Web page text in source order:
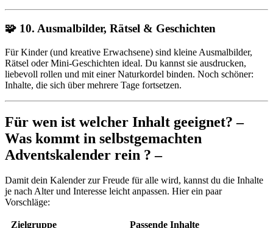
🧩 10. Ausmalbilder, Rätsel & Geschichten
Für Kinder (und kreative Erwachsene) sind kleine Ausmalbilder,
Rätsel oder Mini-Geschichten ideal. Du kannst sie ausdrucken,
liebevoll rollen und mit einer Naturkordel binden. Noch schöner:
Inhalte, die sich über mehrere Tage fortsetzen.
Für wen ist welcher Inhalt geeignet? –
Was kommt in selbstgemachten
Adventskalender rein ? –
Damit dein Kalender zur Freude für alle wird, kannst du die Inhalte
je nach Alter und Interesse leicht anpassen. Hier ein paar
Vorschläge:
Zielgruppe
Passende Inhalte